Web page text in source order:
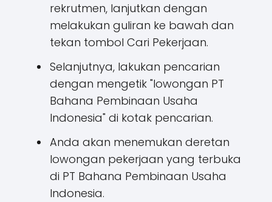
rekrutmen, lanjutkan dengan
melakukan guliran ke bawah dan
tekan tombol Cari Pekerjaan.
Selanjutnya, lakukan pencarian
dengan mengetik "lowongan PT
Bahana Pembinaan Usaha
Indonesia" di kotak pencarian.
Anda akan menemukan deretan
lowongan pekerjaan yang terbuka
di PT Bahana Pembinaan Usaha
Indonesia.